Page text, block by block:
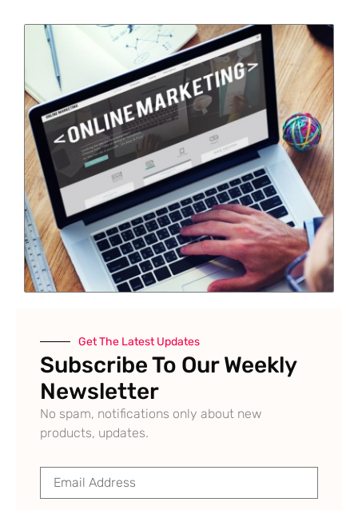
Get The Latest Updates
Subscribe To Our Weekly
Newsletter
No spam, notifications only about new
products, updates.